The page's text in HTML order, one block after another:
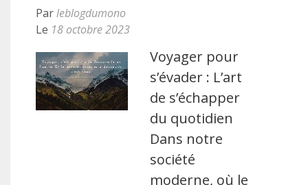
Parleblogdumono
Le 18 octobre 2023
Voyager pour
s’évader : L’art
de s’échapper
du quotidien
Dans notre
société
moderne, où le